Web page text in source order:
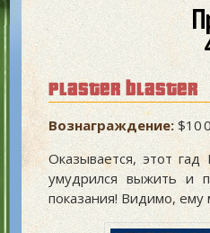
plaster blaster
Вознаграждение:$10
Оказывается, этот
умудрился выжить и
показания! Видимо, ему